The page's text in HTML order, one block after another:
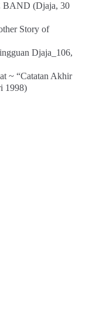
BAND (Djaja, 30
Story of
Djaja_106,
~ “Catatan Akhir
1998)